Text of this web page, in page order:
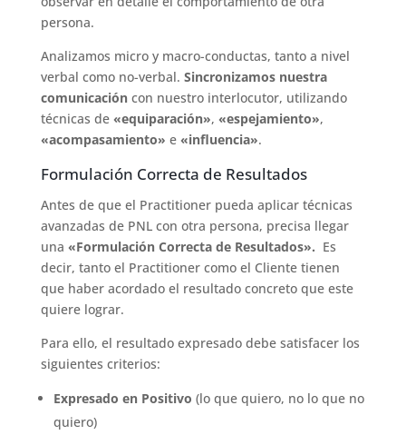
persona.
Analizamos micro y macro-conductas, tanto a nivel
verbal como no-verbal. Sincronizamos nuestra
comunicacióncon nuestro interlocutor, utilizando
técnicas de «equiparación», «espejamiento»,
«acompasamiento» e «influencia».
Formulación Correcta de Resultados
Antes de que el Practitioner pueda aplicar técnicas
avanzadas de PNL con otra persona, precisa llegar
una «Formulación Correcta de Resultados». Es
decir, tanto el Practitioner como el Cliente tienen
que haber acordado el resultado concreto que este
quiere lograr.
Para ello, el resultado expresado debe satisfacer los
siguientes criterios:
Expresado en Positivo (lo que quiero, no lo que no
quiero)